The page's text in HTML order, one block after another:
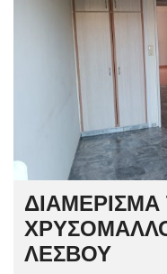
ΛΕΣΒΟΥ